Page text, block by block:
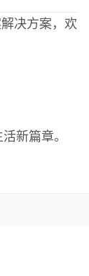
决方案，欢
新篇章。